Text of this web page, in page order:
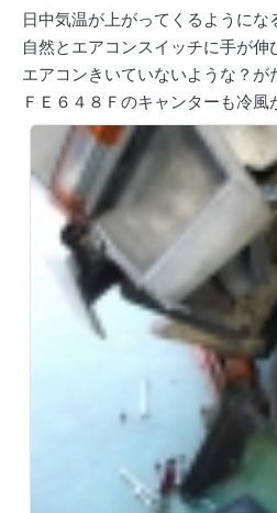
日中気温が上がってくるようにな
自然とエアコンスイッチに手が伸
エアコンきいていないような？が
ＦＥ６４８Ｆのキャンターも冷風